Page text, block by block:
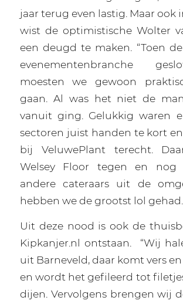
jaar terug even lastig. Maar ook
wist de optimistische Wolter
een deugd te maken. “Toen
evenementenbranche
moesten we gewoon
gaan. Al was het niet de
vanuit ging. Gelukkig waren
sectoren juist handen te kort
bij VeluwePlant terecht.
Welsey Floor tegen en nog
andere cateraars uit de
hebben we de grootst lol
Uit deze nood is ook de
Kipkanjer.nl ontstaan.
“Wij
uit Barneveld, daar komt vers
en wordt het gefileerd tot
dijen. Vervolgens brengen wij